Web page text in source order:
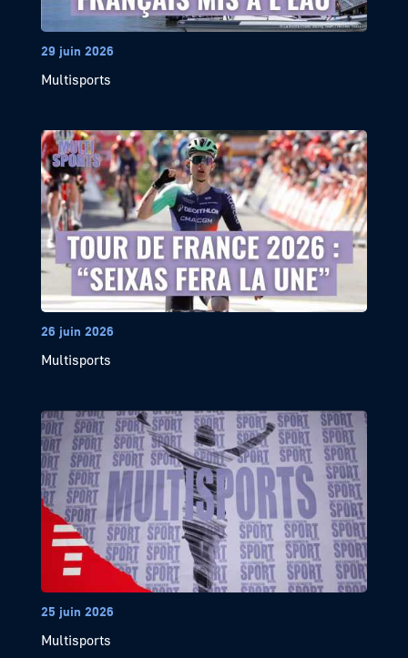
29 juin 2026
Multisports
26 juin 2026
Multisports
25 juin 2026
Multisports